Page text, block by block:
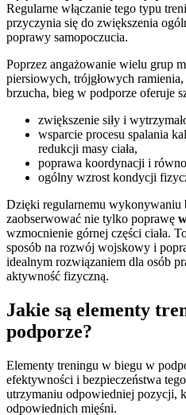
Regularne włączanie tego typu
przyczynia się do zwiększenia
poprawy samopoczucia.
Poprzez angażowanie wielu grup
piersiowych, trójgłowych
brzucha, bieg w podporze oferuje
zwiększenie siły i
wsparcie procesu spalania
redukcji masy ciała,
poprawa koordynacji i
ogólny wzrost kondycji
Dzięki regularnemu wykonywaniu
zaobserwować nie tylko poprawę
wzmocnienie górnej części ciała.
sposób na rozwój wojskowy i
idealnym rozwiązaniem dla osób
aktywność fizyczną.
Jakie są elementy
podporze?
Elementy treningu w biegu w
efektywności i bezpieczeństwa
utrzymaniu odpowiedniej pozycji,
odpowiednich mięśni.